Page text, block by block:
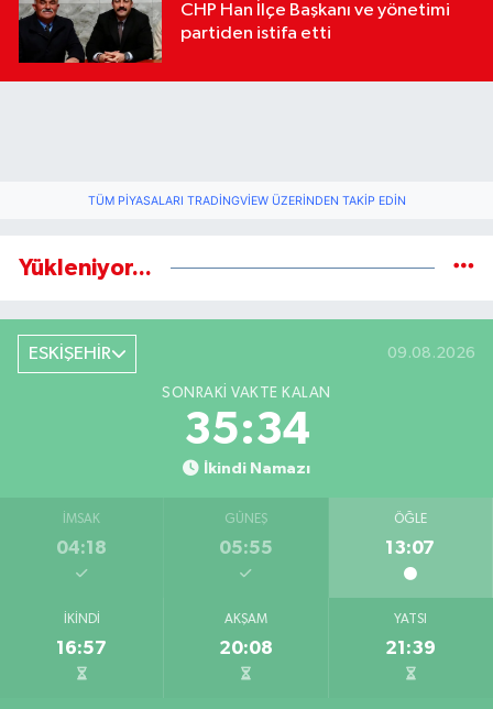
CHP Han İlçe Başkanı ve yönetimi
partiden istifa etti
TÜM PIYASALARI TRADINGVIEW ÜZERINDEN TAKIP EDIN
Yükleniyor...
ESKİŞEHİR 09.08.2026
SONRAKI VAKTE KALAN
35:33
İkindi Namazı
İMSAK
04:18
GÜNEŞ
05:55
ÖĞLE
13:07
İKINDI
16:57
AKŞAM
20:08
YATSI
21:39